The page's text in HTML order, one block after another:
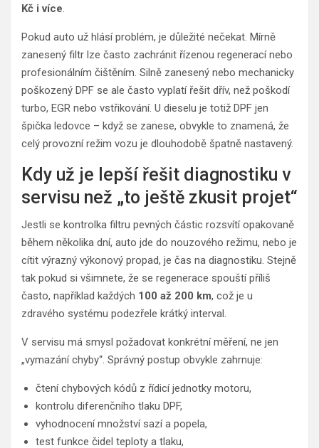
Kč i více.
Pokud auto už hlásí problém, je důležité nečekat. Mírně
zanesený filtr lze často zachránit řízenou regenerací nebo
profesionálním čištěním. Silně zanesený nebo mechanicky
poškozený DPF se ale často vyplatí řešit dřív, než poškodí
turbo, EGR nebo vstřikování. U dieselu je totiž DPF jen
špička ledovce – když se zanese, obvykle to znamená, že
celý provozní režim vozu je dlouhodobě špatně nastavený.
Kdy už je lepší řešit diagnostiku v
servisu než „to ještě zkusit projet“
Jestli se kontrolka filtru pevných částic rozsvítí opakovaně
během několika dní, auto jde do nouzového režimu, nebo je
cítit výrazný výkonový propad, je čas na diagnostiku. Stejně
tak pokud si všimnete, že se regenerace spouští příliš
často, například každých 100 až 200 km, což je u
zdravého systému podezřele krátký interval.
V servisu má smysl požadovat konkrétní měření, ne jen
„vymazání chyby“. Správný postup obvykle zahrnuje:
čtení chybových kódů z řídicí jednotky motoru,
kontrolu diferenčního tlaku DPF,
vyhodnocení množství sazí a popela,
test funkce čidel teploty a tlaku,